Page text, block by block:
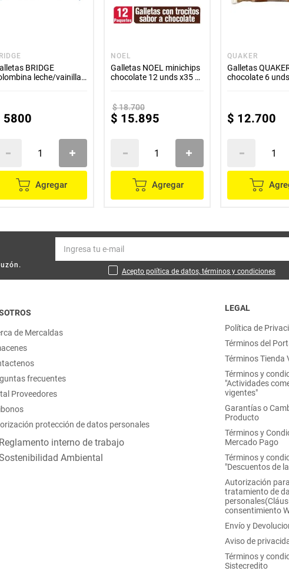
BRIDGE
leche/vainilla
5800
Agregar
NOEL
Galletas NOEL minichips
chocolate 12 unds x35 g
$18.700
$ 15.895
Agregar
QUAKER
Galletas
chocolate 6
$ 12.700
Acepto política de datos, términos y condiciones
de Mercaldas
frecuentes
Proveedores
protección de datos personales
Reglamento interno de trabajo
Ambiental
LEGAL
Política de
Términos del
Términos Tienda
Términos y
"Actividades
vigentes"
Garantías o
Producto
Términos y
Mercado Pago
Términos y
"Descuentos de
Autorización
tratamiento de
consentimiento
Envío y
Aviso de
Términos y
Sistecredito